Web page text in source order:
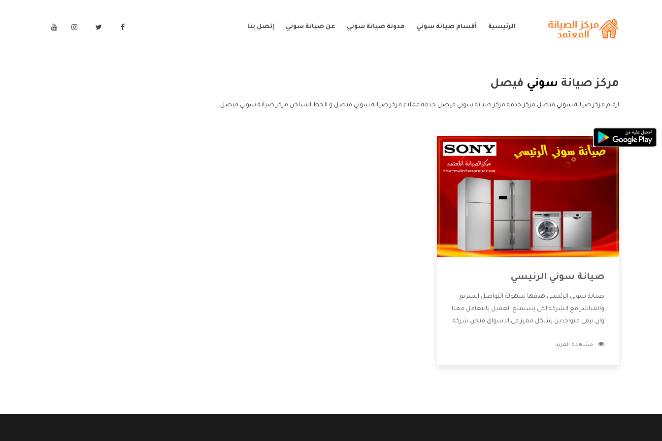
الرئيسية أقسام صيانة سوني مدونة صيانة سوني عن صيانة سوني إتصل بنا
مركز صيانة سوني فيصل
ارقام مركز صيانة سوني فيصل مركز خدمة مركز صيانة سوني فيصل خدمة عملاء مركز صيانة سوني فيصل و الخط الساخن مركز صيانة سوني فيصل.
صيانة سوني الرئيسي
صيانة سوني الرئيسي هدفها سهولة التواصل السريع
والمباشر مع الشركة لكى يستمتع العميل بالتعامل معنا
وان نبقى متواجدين بشكل مميز فى الاسواق فنحن شركة
بالخدمات التى تنفرد الشركة بها والتى تكون منها خدمة
مشاهدة المزيد